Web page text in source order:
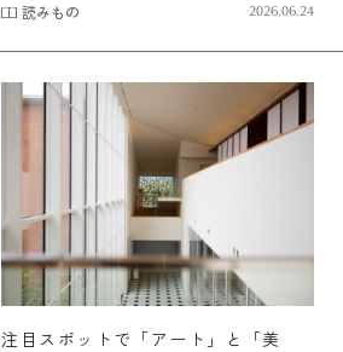
読みもの 2026.06.24
注目スポットで「アート」と「美